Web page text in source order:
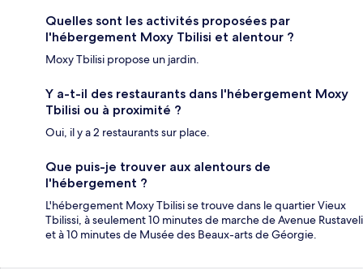
Quelles sont les activités proposées par
l'hébergement Moxy Tbilisi et alentour ?
Moxy Tbilisi propose un jardin.
Y a-t-il des restaurants dans l'hébergement Moxy
Tbilisi ou à proximité ?
Oui, il y a 2 restaurants sur place.
Que puis-je trouver aux alentours de
l'hébergement ?
L'hébergement Moxy Tbilisi se trouve dans le quartier Vieux
Tbilissi, à seulement 10 minutes de marche de Avenue Rustaveli
et à 10 minutes de Musée des Beaux-arts de Géorgie.